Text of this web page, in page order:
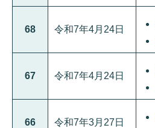
68 令和7年4月24日
67 令和7年4月24日
66 令和7年3月27日